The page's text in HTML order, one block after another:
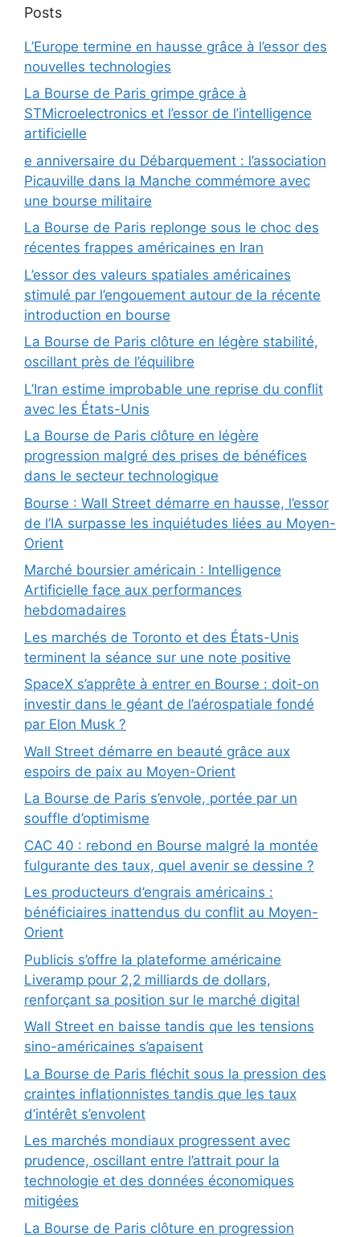
Posts
L’Europe termine en hausse grâce à l’essor des
nouvelles technologies
La Bourse de Paris grimpe grâce à
STMicroelectronics et l’essor de l’intelligence
artificielle
e anniversaire du Débarquement : l’association
Picauville dans la Manche commémore avec
une bourse militaire
La Bourse de Paris replonge sous le choc des
récentes frappes américaines en Iran
L’essor des valeurs spatiales américaines
stimulé par l’engouement autour de la récente
introduction en bourse
La Bourse de Paris clôture en légère stabilité,
oscillant près de l’équilibre
L’Iran estime improbable une reprise du conflit
avec les États-Unis
La Bourse de Paris clôture en légère
progression malgré des prises de bénéfices
dans le secteur technologique
Bourse : Wall Street démarre en hausse, l’essor
de l’IA surpasse les inquiétudes liées au Moyen-
Orient
Marché boursier américain : Intelligence
Artificielle face aux performances
hebdomadaires
Les marchés de Toronto et des États-Unis
terminent la séance sur une note positive
SpaceX s’apprête à entrer en Bourse : doit-on
investir dans le géant de l’aérospatiale fondé
par Elon Musk ?
Wall Street démarre en beauté grâce aux
espoirs de paix au Moyen-Orient
La Bourse de Paris s’envole, portée par un
souffle d’optimisme
CAC 40 : rebond en Bourse malgré la montée
fulgurante des taux, quel avenir se dessine ?
Les producteurs d’engrais américains :
bénéficiaires inattendus du conflit au Moyen-
Orient
Publicis s’offre la plateforme américaine
Liveramp pour 2,2 milliards de dollars,
renforçant sa position sur le marché digital
Wall Street en baisse tandis que les tensions
sino-américaines s’apaisent
La Bourse de Paris fléchit sous la pression des
craintes inflationnistes tandis que les taux
d’intérêt s’envolent
Les marchés mondiaux progressent avec
prudence, oscillant entre l’attrait pour la
technologie et des données économiques
mitigées
La Bourse de Paris clôture en progression